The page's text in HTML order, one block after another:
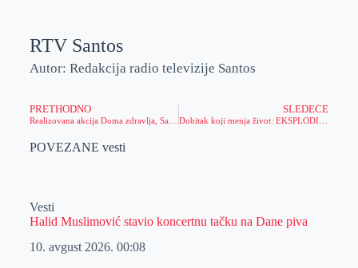
RTV Santos
Autor: Redakcija radio televizije Santos
PRETHODNO
Realizovana akcija Doma zdravlja, Savetovališta za mlade i Crvenog krsta na zrenjaninskom Trgu
SLEDEĆE
POVEZANE vesti
Vesti
Halid Muslimović stavio koncertnu tačku na Dane piva
10. avgust 2026. 00:08